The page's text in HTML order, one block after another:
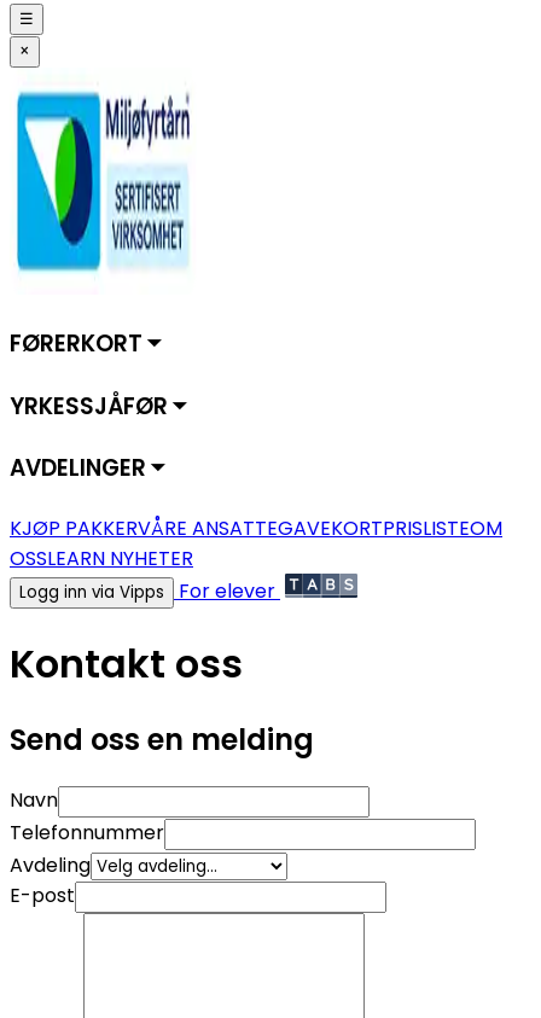
☰
×
FØRERKORT ⏷
YRKESSJÅFØR ⏷
AVDELINGER ⏷
KJØP PAKKERVÅRE ANSATTEGAVEKORTPRISLISTEOM
OSSLEARN NYHETER
Logg inn via Vipps For elever
Kontakt oss
Send oss en melding
Navn
Telefonnummer
Avdeling
E-post